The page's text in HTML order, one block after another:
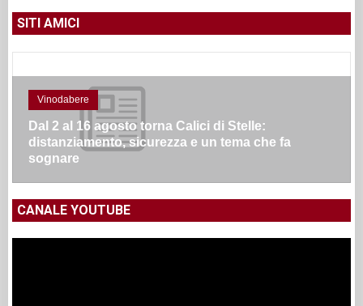
SITI AMICI
Vinodabere
Dal 2 al 16 agosto torna Calici di Stelle:
distanziamento, sicurezza e un tema che fa
sognare
CANALE YOUTUBE